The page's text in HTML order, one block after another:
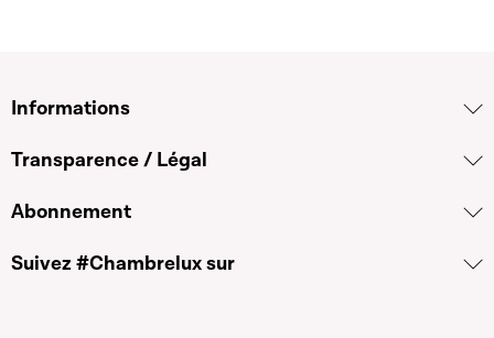
Informations
Transparence / Légal
Abonnement
Suivez #Chambrelux sur